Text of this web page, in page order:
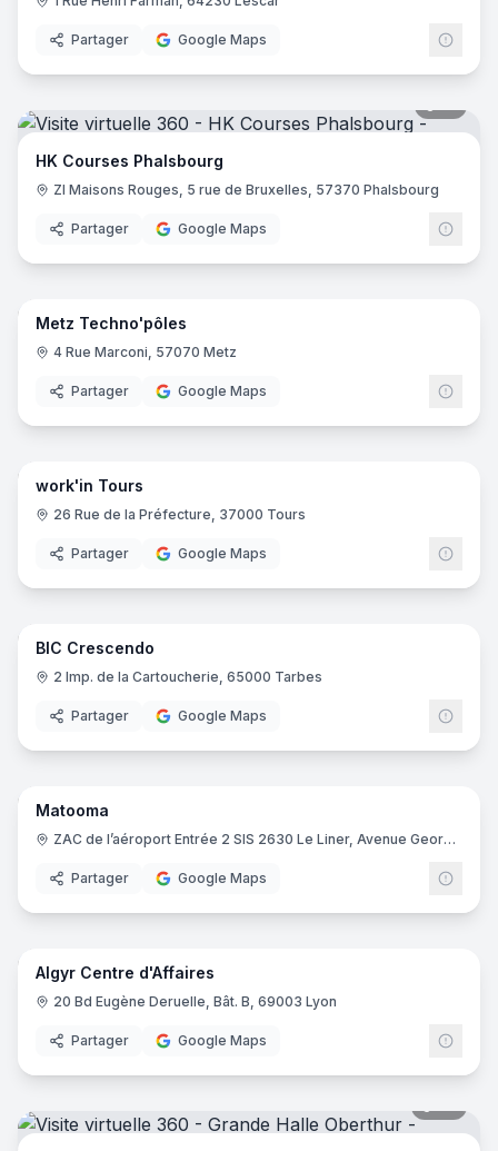
Partager Google Maps
HK Courses Phalsbourg
ZI Maisons Rouges, 5 rue de Bruxelles, 57370 Phalsbourg
Partager Google Maps
33
Metz Techno'pôles
4 Rue Marconi, 57070 Metz
Partager Google Maps
28
work'in Tours
26 Rue de la Préfecture, 37000 Tours
Partager Google Maps
41
BIC Crescendo
2 Imp. de la Cartoucherie, 65000 Tarbes
Partager Google Maps
27
Matooma
ZAC de l’aéroport Entrée 2 SIS 2630 Le Liner, Avenue Georges Frêche, 34470 Pérols
Partager Google Maps
17
Algyr Centre d'Affaires
20 Bd Eugène Deruelle, Bât. B, 69003 Lyon
Partager Google Maps